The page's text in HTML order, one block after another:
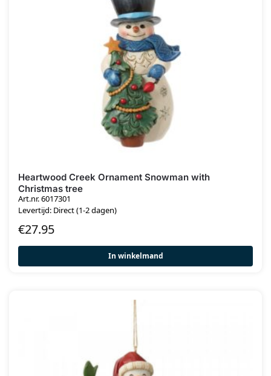
Heartwood Creek Ornament Snowman with
Christmas tree
Art.nr. 6017301
Levertijd: Direct (1-2 dagen)
€27.95
In winkelmand